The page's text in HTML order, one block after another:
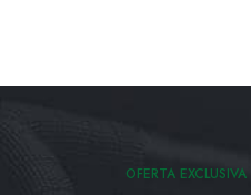
OFERTA EXCLUSIVA